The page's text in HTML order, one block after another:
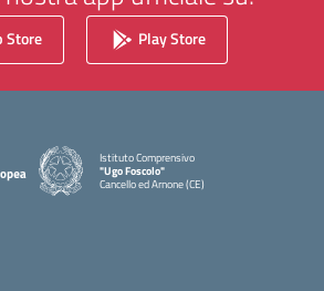
Store Play Store
Istituto Comprensivo
"Ugo Foscolo"
Cancello ed Arnone (CE)